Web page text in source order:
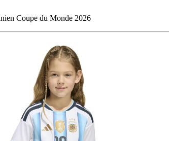
Coupe du Monde 2026